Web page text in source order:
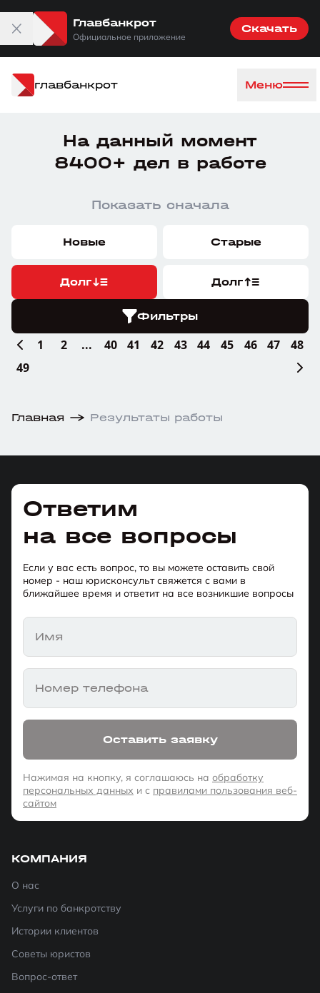
Главбанкрот
Официальное приложение
Скачать
главбанкрот Меню
На данный момент
8400+ дел в работе
Показать сначала
Новые Старые
Долг Долг
Фильтры
1 2 ... 40 41 42 43 44 45 46 47
48
49
Главная Результаты работы
Ответим
на все вопросы
Если у вас есть вопрос, то вы можете оставить свой
номер - наш юрисконсульт свяжется с вами в
ближайшее время и ответит на все возникшие вопросы
Имя
Номер телефона
Оставить заявку
Нажимая на кнопку, я соглашаюсь на обработку
персональных данных и с правилами пользования веб-
сайтом
КОМПАНИЯ
О нас
Услуги по банкротству
Истории клиентов
Советы юристов
Вопрос-ответ